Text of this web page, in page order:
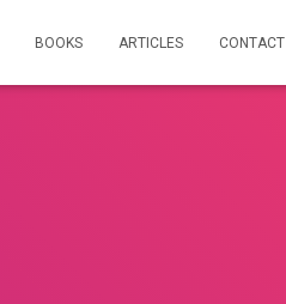
BOOKS ARTICLES CONTACT